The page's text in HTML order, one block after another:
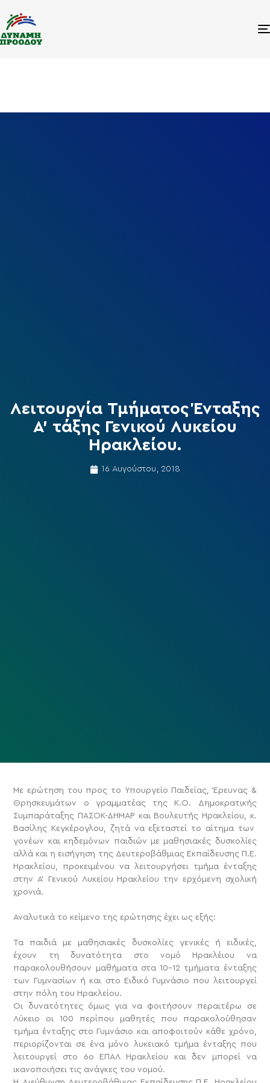
Λειτουργία Τμήματος Ένταξης
Α’ τάξης Γενικού Λυκείου
Ηρακλείου.
16 Αυγούστου, 2018
Με ερώτηση του προς το Υπουργείο Παιδείας, Έρευνας &
Θρησκευμάτων ο γραμματέας της Κ.Ο. Δημοκρατικής
Συμπαράταξης ΠΑΣΟΚ-ΔΗΜΑΡ και Βουλευτής Ηρακλείου, κ.
Βασίλης Κεγκέρογλου, ζητά να εξεταστεί το αίτημα των
γονέων και κηδεμόνων παιδιών με μαθησιακές δυσκολίες
αλλά και η εισήγηση της Δευτεροβάθμιας Εκπαίδευσης Π.Ε.
Ηρακλείου, προκειμένου να λειτουργήσει τμήμα ένταξης
στην Α’ Γενικού Λυκείου Ηρακλείου την ερχόμενη σχολική
χρονιά.
Αναλυτικά το κείμενο της ερώτησης έχει ως εξής:
Τα παιδιά με μαθησιακές δυσκολίες γενικές ή ειδικές,
έχουν τη δυνατότητα στο νομό Ηρακλέιου να
παρακολουθήσουν μαθήματα στα 10-12 τμήματα ένταξης
των Γυμνασίων ή και στο Ειδικό Γυμνάσιο που λειτουργεί
στην πόλη του Ηρακλείου.
Οι δυνατότητες όμως για να φοιτήσουν περαιτέρω σε
Λύκειο οι 100 περίπου μαθητές που παρακολούθησαν
τμήμα ένταξης στο Γυμνάσιο και αποφοιτούν κάθε χρόνο,
περιορίζονται σε ένα μόνο λυκειακό τμήμα ένταξης που
λειτουργεί στο 6ο ΕΠΑΛ Ηρακλείου και δεν μπορεί να
ικανοποιήσει τις ανάγκες του νομού.